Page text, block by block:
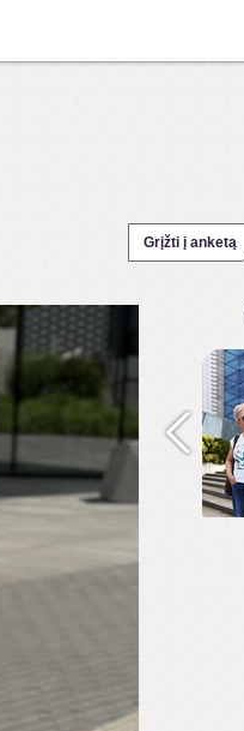
Grįžti į anketą